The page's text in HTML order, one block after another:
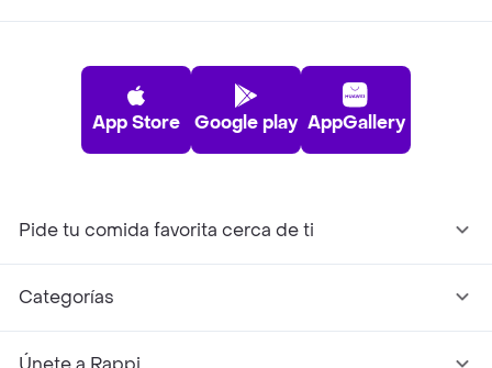
App Store Google play AppGallery
Pide tu comida favorita cerca de ti
Categorías